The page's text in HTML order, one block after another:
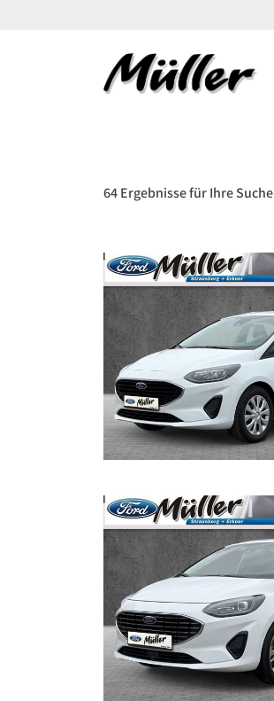
64 Ergebnisse für Ihre Suche